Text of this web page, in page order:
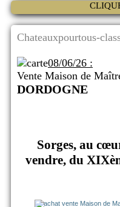
Chateauxpourtous-
08/06/26 :
Vente Maison de
DORDOGNE
Sorges, au
vendre, du